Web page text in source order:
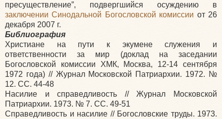
пресуществление”, подвергшийся осуждению в
заключении Синодальной Богословской комиссии от 26
декабря 2007 г.
Библиография
Христиане на пути к экумене служения и
ответственности за мир (доклад на заседании
Богословской комиссии ХМК, Москва, 12-14 сентября
1972 года) // Журнал Московской Патриархии. 1972. №
12. СС. 44-48
Насилие и справедливость // Журнал Московской
Патриархии. 1973. № 7. СС. 49-51
Справедливость и насилие // Богословские труды. 1973.